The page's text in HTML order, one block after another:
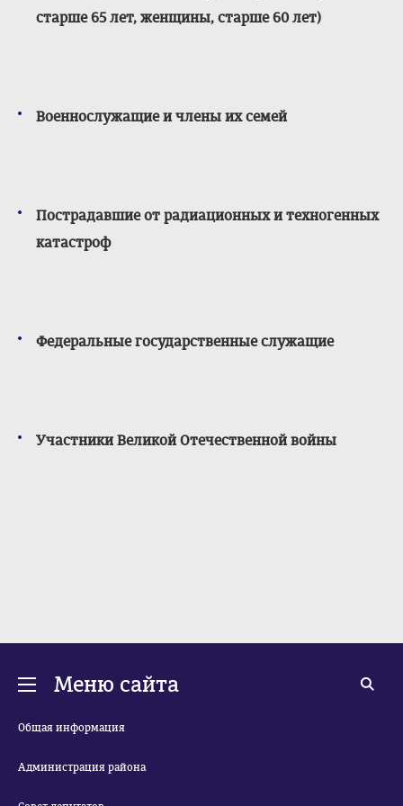
старше 65 лет, женщины, старше 60 лет)
Военнослужащие и члены их семей
Пострадавшие от радиационных и техногенных
катастроф
Федеральные государственные служащие
Участники Великой Отечественной войны
Меню сайта
Общая информация
Администрация района